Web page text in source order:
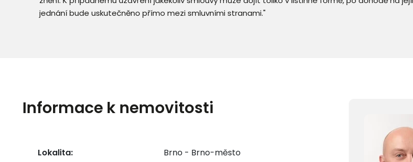
jednání bude uskutečněno přímo mezi smluvními stranami."
Informace k nemovitosti
Lokalita:
Brno - Brno-město